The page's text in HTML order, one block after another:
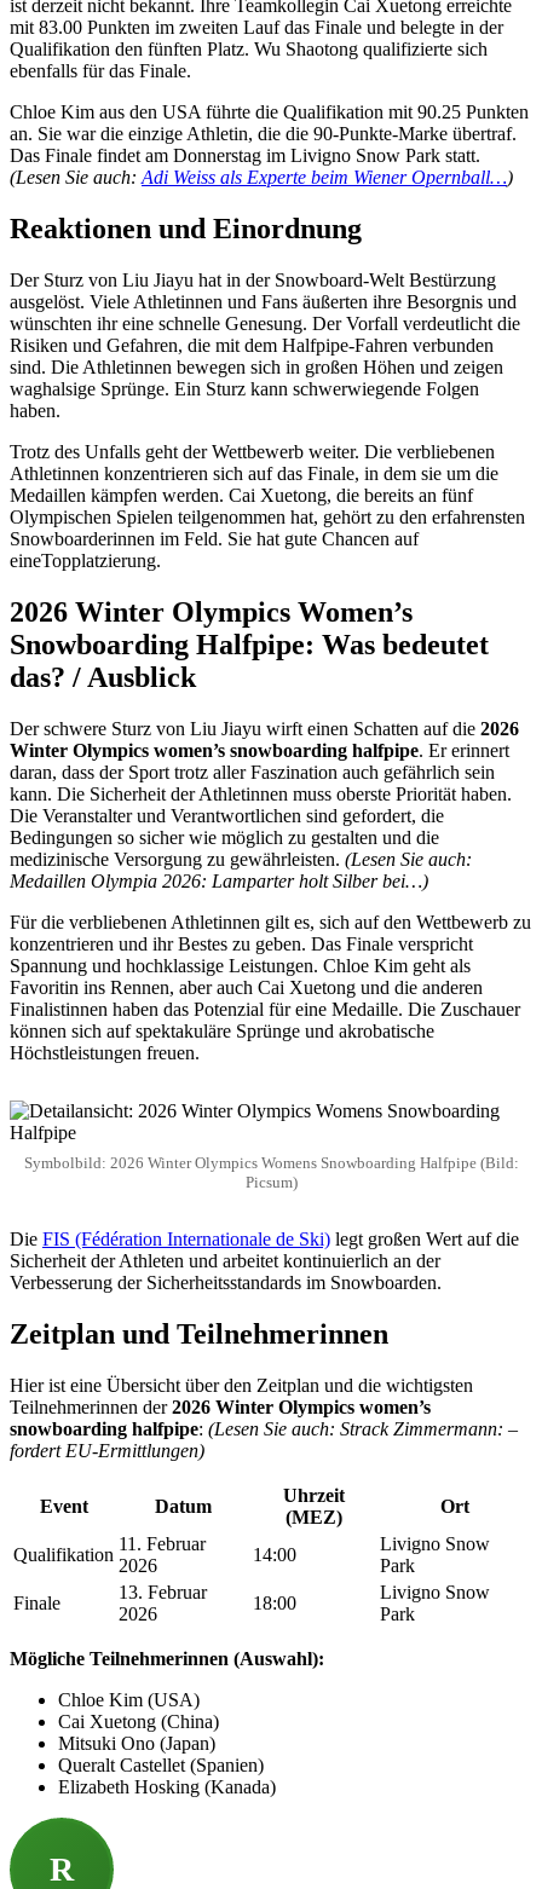
ist derzeit nicht bekannt. Ihre Teamkollegin Cai Xuetong erreichte
mit 83.00 Punkten im zweiten Lauf das Finale und belegte in der
Qualifikation den fünften Platz. Wu Shaotong qualifizierte sich
ebenfalls für das Finale.
Chloe Kim aus den USA führte die Qualifikation mit 90.25 Punkten
an. Sie war die einzige Athletin, die die 90-Punkte-Marke übertraf.
Das Finale findet am Donnerstag im Livigno Snow Park statt.
(Lesen Sie auch:Adi Weiss als Experte beim Wiener Opernball…)
Reaktionen und Einordnung
Der Sturz von Liu Jiayu hat in der Snowboard-Welt Bestürzung
ausgelöst. Viele Athletinnen und Fans äußerten ihre Besorgnis und
wünschten ihr eine schnelle Genesung. Der Vorfall verdeutlicht die
Risiken und Gefahren, die mit dem Halfpipe-Fahren verbunden
sind. Die Athletinnen bewegen sich in großen Höhen und zeigen
waghalsige Sprünge. Ein Sturz kann schwerwiegende Folgen
haben.
Trotz des Unfalls geht der Wettbewerb weiter. Die verbliebenen
Athletinnen konzentrieren sich auf das Finale, in dem sie um die
Medaillen kämpfen werden. Cai Xuetong, die bereits an fünf
Olympischen Spielen teilgenommen hat, gehört zu den erfahrensten
Snowboarderinnen im Feld. Sie hat gute Chancen auf
eineTopplatzierung.
2026 Winter Olympics Women’s
Snowboarding Halfpipe: Was bedeutet
das? / Ausblick
Der schwere Sturz von Liu Jiayu wirft einen Schatten auf die 2026
Winter Olympics women’s snowboarding halfpipe. Er erinnert
daran, dass der Sport trotz aller Faszination auch gefährlich sein
kann. Die Sicherheit der Athletinnen muss oberste Priorität haben.
Die Veranstalter und Verantwortlichen sind gefordert, die
Bedingungen so sicher wie möglich zu gestalten und die
medizinische Versorgung zu gewährleisten. (Lesen Sie auch:
Medaillen Olympia 2026: Lamparter holt Silber bei…)
Für die verbliebenen Athletinnen gilt es, sich auf den Wettbewerb zu
konzentrieren und ihr Bestes zu geben. Das Finale verspricht
Spannung und hochklassige Leistungen. Chloe Kim geht als
Favoritin ins Rennen, aber auch Cai Xuetong und die anderen
Finalistinnen haben das Potenzial für eine Medaille. Die Zuschauer
können sich auf spektakuläre Sprünge und akrobatische
Höchstleistungen freuen.
Symbolbild: 2026 Winter Olympics Womens Snowboarding Halfpipe (Bild:
Picsum)
Die FIS (Fédération Internationale de Ski) legt großen Wert auf die
Sicherheit der Athleten und arbeitet kontinuierlich an der
Verbesserung der Sicherheitsstandards im Snowboarden.
Zeitplan und Teilnehmerinnen
Hier ist eine Übersicht über den Zeitplan und die wichtigsten
Teilnehmerinnen der2026 Winter Olympics women’s
snowboarding halfpipe: (Lesen Sie auch: Strack Zimmermann: –
fordert EU-Ermittlungen)
Event Datum
Uhrzeit
(MEZ)
Ort
Qualifikation
11. Februar
2026
14:00
Livigno Snow
Park
Finale
13. Februar
2026
18:00
Livigno Snow
Park
Mögliche Teilnehmerinnen (Auswahl):
Chloe Kim (USA)
Cai Xuetong (China)
Mitsuki Ono (Japan)
Queralt Castellet (Spanien)
Elizabeth Hosking (Kanada)
R